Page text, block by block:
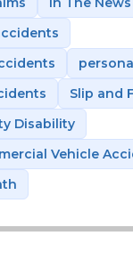
Slip and
Disability
Vehicle